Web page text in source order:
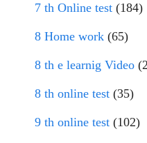
7 th Online test (184)
8 Home work (65)
8 th e learnig Video
8 th online test (35)
9 th online test (102)